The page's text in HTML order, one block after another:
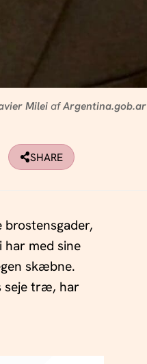
MileiafArgentina.gob.ar
SHARE
med sine
skæbne.
seje træ, har